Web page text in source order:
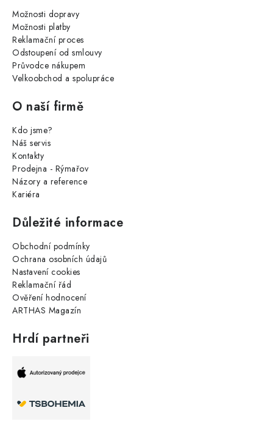
Možnosti dopravy
Možnosti platby
Reklamační proces
Odstoupení od smlouvy
Průvodce nákupem
Velkoobchod a spolupráce
O naší firmě
Kdo jsme?
Náš servis
Kontakty
Prodejna - Rýmařov
Názory a reference
Kariéra
Důležité informace
Obchodní podmínky
Ochrana osobních údajů
Nastavení cookies
Reklamační řád
Ověření hodnocení
ARTHAS Magazín
Hrdí partneři